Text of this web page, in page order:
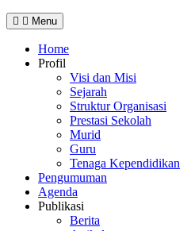
Menu
Home
Profil
Visi dan Misi
Sejarah
Struktur Organisasi
Prestasi Sekolah
Murid
Guru
Tenaga Kependidikan
Pengumuman
Agenda
Publikasi
Berita